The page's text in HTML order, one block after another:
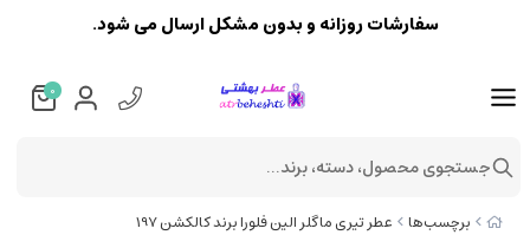
برچسب‌ها عطر تیری ماگلر الین فلورا برند کالکشن 197
سفارشات روزانه و بدون مشکل ارسال می شود.
0
جستجوی محصول، دسته، برند...